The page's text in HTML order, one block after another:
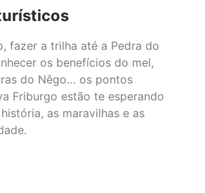
fazer a trilha até a Pedra do
os benefícios do mel,
do Nêgo… os pontos
Friburgo estão te esperando
as maravilhas e as